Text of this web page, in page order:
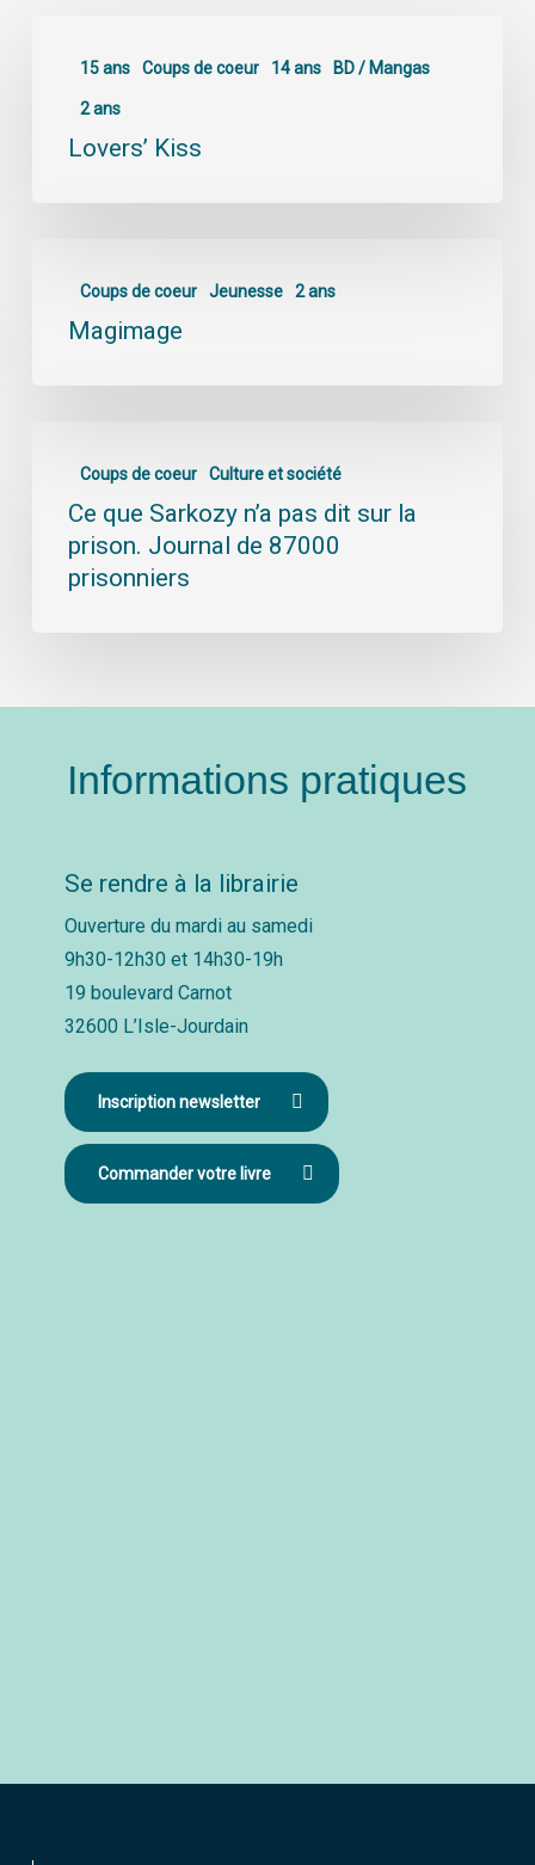
15 ans Coups de coeur 14 ans BD / Mangas
2 ans
Lovers’ Kiss
Coups de coeur Jeunesse 2 ans
Magimage
Coups de coeur Culture et société
Ce que Sarkozy n’a pas dit sur la
prison. Journal de 87000
prisonniers
Informations pratiques
Se rendre à la librairie
Ouverture du mardi au samedi
9h30-12h30 et 14h30-19h
19 boulevard Carnot
32600 L’Isle-Jourdain
Inscription newsletter
Commander votre livre